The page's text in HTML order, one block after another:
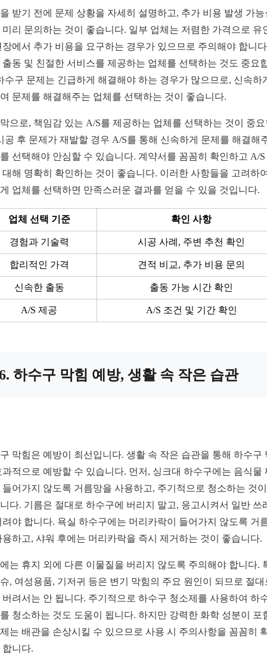
받기 전에 문제 상황을 자세히 설명하고, 추가 비용 발생 가능
미리 문의하는 것이 좋습니다. 일부 업체는 저렴한 가격으로 유
장에서 추가 비용을 요구하는 경우가 있으므로 주의해야 합니
출동 및 친절한 서비스를 제공하는 업체를 선택하는 것도 중요
수구 문제는 긴급하게 해결해야 하는 경우가 많으므로, 신속하
문제를 해결해주는 업체를 선택하는 것이 좋습니다.
으로, 책임감 있는 A/S를 제공하는 업체를 선택하는 것이 중
공 후 문제가 재발할 경우 A/S를 통해 신속하게 문제를 해결해
선택해야 안심할 수 있습니다. 계약서를 꼼꼼히 확인하고 A/S
대해 명확히 확인하는 것이 좋습니다. 이러한 사항들을 고려하
업체를 선택하면 만족스러운 결과를 얻을 수 있을 것입니다.
업체 선택 기준 확인 사항
경험과 기술력 시공 사례, 주변 추천 확인
합리적인 가격 견적 비교, 추가 비용 문의
신속한 출동 출동 가능 시간 확인
A/S 제공 A/S 조건 및 기간 확인
하수구 막힘 예방, 생활 속 작은 습관
막힘은 예방이 최선입니다. 생활 속 작은 습관을 통해 하수구
과적으로 예방할 수 있습니다. 먼저, 싱크대 하수구에는 음식물
들어가지 않도록 거름망을 사용하고, 주기적으로 청소하는 것
다. 기름은 절대로 하수구에 버리지 말고, 응고시켜서 일반 쓰
려야 합니다. 욕실 하수구에는 머리카락이 들어가지 않도록 거
용하고, 샤워 후에는 머리카락을 즉시 제거하는 것이 좋습니다.
는 휴지 외에 다른 이물질을 버리지 않도록 주의해야 합니다.
, 여성용품, 기저귀 등은 변기 막힘의 주요 원인이 되므로 절대
버려서는 안 됩니다. 주기적으로 하수구 청소제를 사용하여 하
청소하는 것도 도움이 됩니다. 하지만 강력한 화학 성분이 포
는 배관을 손상시킬 수 있으므로 사용 시 주의사항을 꼼꼼히
합니다.